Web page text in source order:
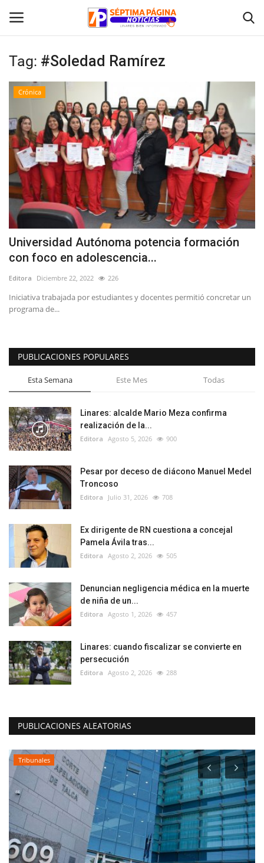
Inicio
Policial
Tribunales
Deporte
Política
Espectáculos
Tag: #Soledad Ramírez
Crónica
Universidad Autónoma potencia formación
con foco en adolescencia...
Editora Diciembre 22, 2022 226
Iniciativa trabajada por estudiantes y docentes permitió concretar un
programa de...
PUBLICACIONES POPULARES
Esta Semana Este Mes Todas
Linares: alcalde Mario Meza confirma
realización de la...
Editora Agosto 5, 2026 900
Pesar por deceso de diácono Manuel Medel
Troncoso
Editora Julio 31, 2026 708
Ex dirigente de RN cuestiona a concejal
Pamela Ávila tras...
Editora Agosto 2, 2026 505
Denuncian negligencia médica en la muerte
de niña de un...
Editora Agosto 1, 2026 457
Linares: cuando fiscalizar se convierte en
persecución
Editora Agosto 2, 2026 288
PUBLICACIONES ALEATORIAS
Tribunales